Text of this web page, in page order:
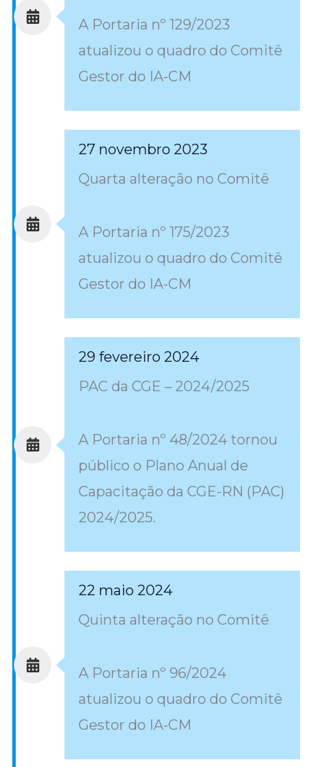
A Portaria nº 129/2023
atualizou o quadro do Comitê
Gestor do IA-CM
27 novembro 2023
Quarta alteração no Comitê
A Portaria nº 175/2023
atualizou o quadro do Comitê
Gestor do IA-CM
29 fevereiro 2024
PAC da CGE – 2024/2025
A Portaria nº 48/2024 tornou
público o Plano Anual de
Capacitação da CGE-RN (PAC)
2024/2025.
22 maio 2024
Quinta alteração no Comitê
A Portaria nº 96/2024
atualizou o quadro do Comitê
Gestor do IA-CM